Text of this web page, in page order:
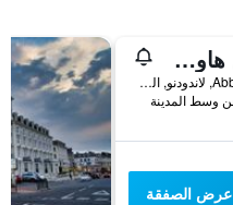
لانسدبن هاوس ويذ برايفت كار بارك
Abbey Road 13, لاندودنو, المملكة المتحدة
عرض الصفقة